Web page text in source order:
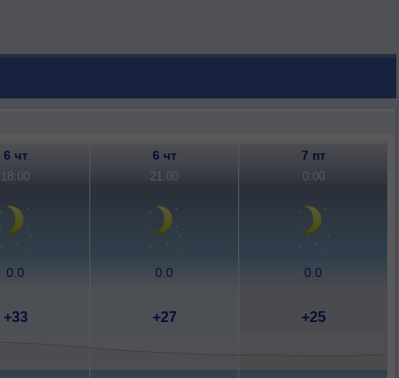
6 чт 6 чт 7 пт
18:00 21:00 0:00
0.0 0.0 0.0
+33 +27 +25